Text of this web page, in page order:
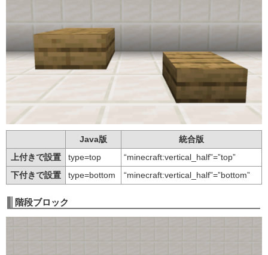
Java版
統合版
上付きで設置
type=top
“minecraft:vertical_half”=”top”
下付きで設置
type=bottom “minecraft:vertical_half”=”bottom”
階段ブロック